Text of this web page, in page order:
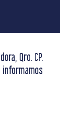
Qro. CP.